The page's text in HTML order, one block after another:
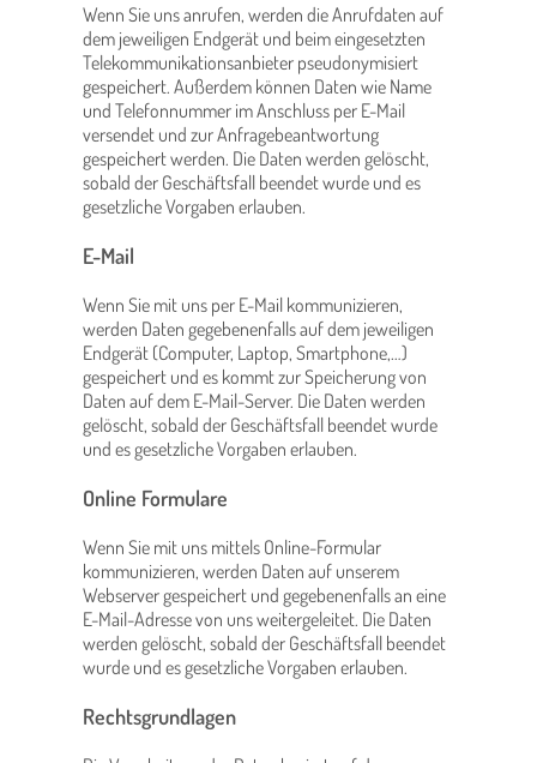
Wenn Sie uns anrufen, werden die Anrufdaten auf
dem jeweiligen Endgerät und beim eingesetzten
Telekommunikationsanbieter pseudonymisiert
gespeichert. Außerdem können Daten wie Name
und Telefonnummer im Anschluss per E-Mail
versendet und zur Anfragebeantwortung
gespeichert werden. Die Daten werden gelöscht,
sobald der Geschäftsfall beendet wurde und es
gesetzliche Vorgaben erlauben.
E-Mail
Wenn Sie mit uns per E-Mail kommunizieren,
werden Daten gegebenenfalls auf dem jeweiligen
Endgerät (Computer, Laptop, Smartphone,…)
gespeichert und es kommt zur Speicherung von
Daten auf dem E-Mail-Server. Die Daten werden
gelöscht, sobald der Geschäftsfall beendet wurde
und es gesetzliche Vorgaben erlauben.
Online Formulare
Wenn Sie mit uns mittels Online-Formular
kommunizieren, werden Daten auf unserem
Webserver gespeichert und gegebenenfalls an eine
E-Mail-Adresse von uns weitergeleitet. Die Daten
werden gelöscht, sobald der Geschäftsfall beendet
wurde und es gesetzliche Vorgaben erlauben.
Rechtsgrundlagen